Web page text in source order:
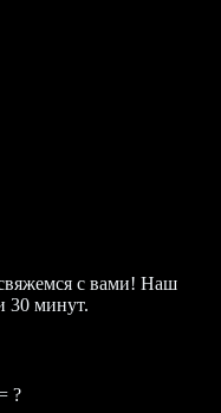
с вами! Наш
30 минут.
?